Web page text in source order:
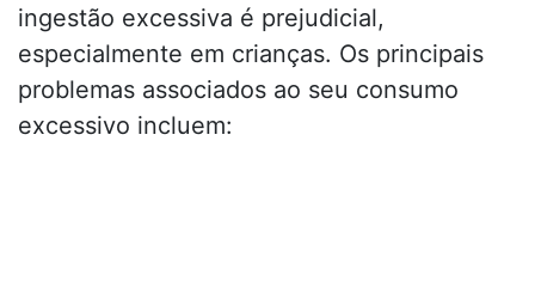
ingestão excessiva é prejudicial,
especialmente em crianças. Os principais
problemas associados ao seu consumo
excessivo incluem: